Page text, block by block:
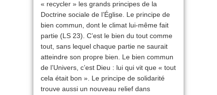
« recycler » les grands principes de la
Doctrine sociale de l’Église. Le principe de
bien commun, dont le climat lui-même fait
partie (LS 23). C’est le bien du tout comme
tout, sans lequel chaque partie ne saurait
atteindre son propre bien. Le bien commun
de l’Univers, c’est Dieu : lui qui vit que « tout
cela était bon ». Le principe de solidarité
trouve aussi un nouveau relief dans